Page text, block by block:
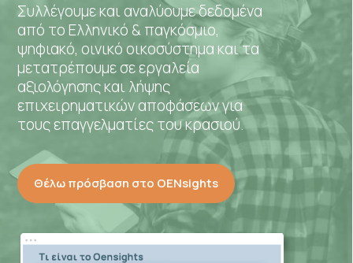
Συλλέγουμε και αναλύουμε δεδομένα
από το Ελληνικό & παγκόσμιο,
ψηφιακό, οινικό οικοσύστημα και τα
μετατρέπουμε σε εργαλεία
αξιολόγησης και λήψης
επιχειρηματικών αποφάσεων για
τους επαγγελματίες του κρασιού.
Θέλω πρόσβαση στο OENsights